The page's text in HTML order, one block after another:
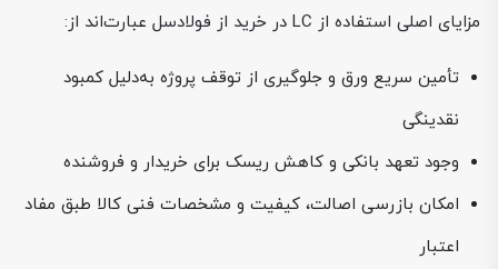
مزایای اصلی استفاده از LC در خرید از فولادسل عبارت‌اند از:
تأمین سریع ورق و جلوگیری از توقف پروژه به‌دلیل کمبود
نقدینگی
وجود تعهد بانکی و کاهش ریسک برای خریدار و فروشنده
امکان بازرسی اصالت، کیفیت و مشخصات فنی کالا طبق مفاد
اعتبار